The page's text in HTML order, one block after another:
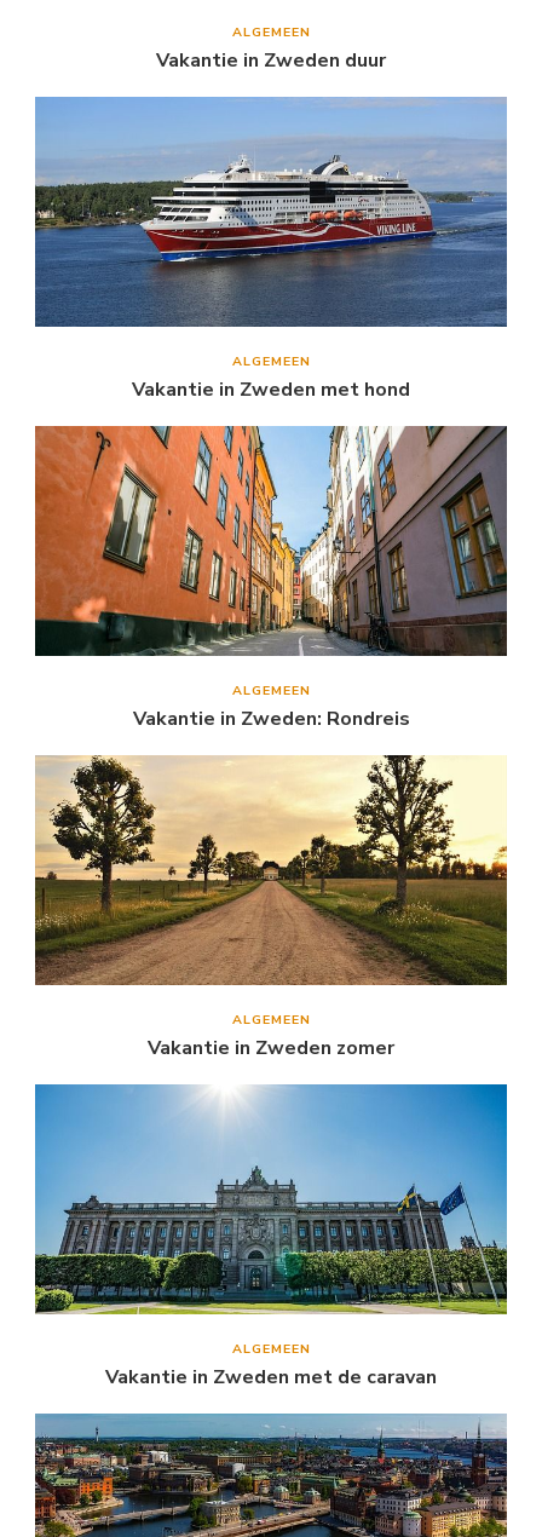
ALGEMEEN
Vakantie in Zweden duur
ALGEMEEN
Vakantie in Zweden met hond
ALGEMEEN
Vakantie in Zweden: Rondreis
ALGEMEEN
Vakantie in Zweden zomer
ALGEMEEN
Vakantie in Zweden met de caravan